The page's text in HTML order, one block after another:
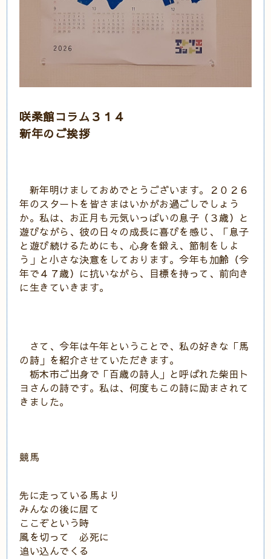
咲柔館コラム３１４
新年のご挨拶
新年明けましておめでとうございます。２０２６
年のスタートを皆さまはいかがお過ごしでしょう
か。私は、お正月も元気いっぱいの息子（３歳）と
遊びながら、彼の日々の成長に喜びを感じ、「息子
と遊び続けるためにも、心身を鍛え、節制をしよ
う」と小さな決意をしております。今年も加齢（今
年で４７歳）に抗いながら、目標を持って、前向き
に生きていきます。
さて、今年は午年ということで、私の好きな「馬
の詩」を紹介させていただきます。
栃木市ご出身で「百歳の詩人」と呼ばれた柴田ト
ヨさんの詩です。私は、何度もこの詩に励まされて
きました。
競馬
先に走っている馬より
みんなの後に居て
ここぞという時
風を切って 必死に
追い込んでくる